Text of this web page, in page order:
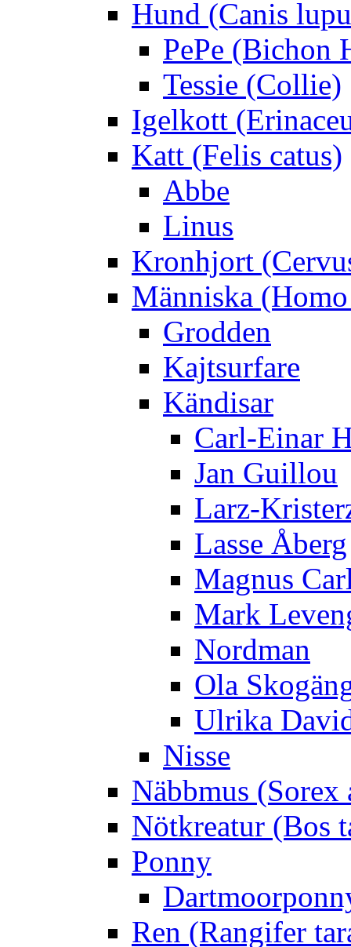
Hund (Canis
PePe (Bichon
Tessie (Collie)
Igelkott
Katt (Felis catus)
Abbe
Linus
Kronhjort
Människa
Grodden
Kajtsurfare
Kändisar
Carl-Einar
Jan Guillou
Larz-
Lasse Åberg
Magnus
Mark
Nordman
Ola
Ulrika
Nisse
Näbbmus (Sorex
Nötkreatur (Bos
Ponny
Ren (Rangifer